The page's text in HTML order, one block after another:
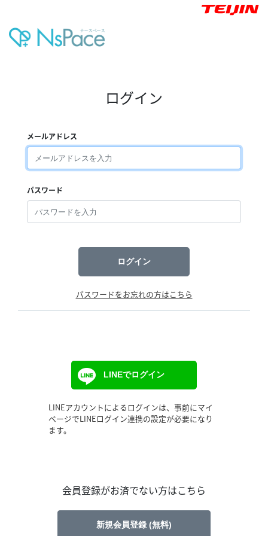
ログイン
メールアドレス
パスワード
ログイン
パスワードをお忘れの方はこちら
LINEでログイン
LINEアカウントによるログインは、事前にマイ
ページでLINEログイン連携の設定が必要になり
ます。
会員登録がお済でない方はこちら
新規会員登録 (無料)